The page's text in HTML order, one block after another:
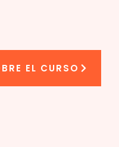
EL CURSO